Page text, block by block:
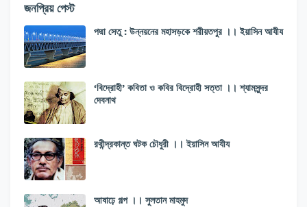
জনপ্রিয় পেস্ট
পদ্মা সেতু : উন্নয়নের মহাসড়কে শরীয়তপুর ।। ইয়াসিন আযীয
‘বিদ্রোহী’ কবিতা ও কবির বিদ্রোহী সত্তা ।। শ্যামসুন্দর
দেবনাথ
রথীন্দ্রকান্ত ঘটক চৌধুরী ।। ইয়াসিন আযীয
আষাঢ়ে গল্প ।। সুলতান মাহমুদ